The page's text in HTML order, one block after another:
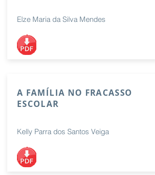
Elze Maria da Silva Mendes
A FAMÍLIA NO FRACASSO
ESCOLAR
Kelly Parra dos Santos Veiga